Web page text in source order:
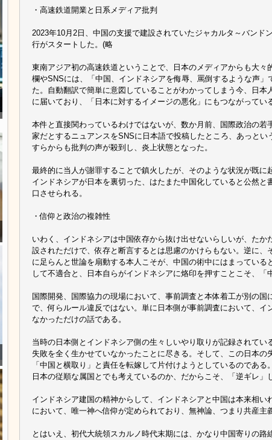
・高速鉄道開業と日系メディア批判
2023年10月2日、中国の支援で建設されていたジャカルタ～バンド
行がスタートした。(略
東南アジア初の高速鉄道ということで、日本のメディアからも大々
欄やSNSには、「中国、インドネシアを侮辱、罵倒するような声
た。自動翻訳で簡単に意図していることがわかってしまう今、日
に届いており、「日本に対するイメージの悪化」にもつながってい
本件と直接関わっているわけではないが、数か月前、国際政治の
家だとするニュアンスをSNSに日本語で投稿したところ、あっとい
すらからも批判の声が殺到し、炎上状態となった。
最終的に当人が謝罪することで鎮火したが、そのような状況が既に
インドネシアが日本を裏切った、はたまた中国化していると公然
口させられる。
・信仰と政治の複雑性
いわく、インドネシアは中国依存から抜け出せないらしいが、た
設されただけで、依存と断言するとは思慮のかけらもない。逆に
に足らんと世論を扇動する本人こそが、中国の術中にはまっている
して不適合と、日本自らがインドネシアに烙印を押すことこそ、「
国際開発、国際協力の現場において、事前調査と本体着工が別の国
で、何らルール違反ではない。単に日本側が事前調査において、イ
なかっただけの話である。
当時の日本側とインドネシア側の生々しいやり取りが記録されて
失敗を全く生かせていなかったことに尽きる。そして、この日本の
「中国と横取り」と責任を転嫁して片付けようとしているのであ
日本の従順な属国とでも考えているのか、だからこそ、「逆ギレ」
インドネシア建国の精神からして、インドネシアと中国は本来相い
において、唯一神へ信仰が定められており、無神論、つまり共産主
とはいえ、初代大統領スカルノ時代末期には、かなり中国寄りの路